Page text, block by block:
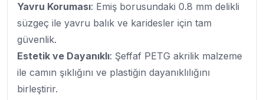
Yavru Koruması: Emiş borusundaki 0.8 mm delikli
süzgeç ile yavru balık ve karidesler için tam
güvenlik.
Estetik ve Dayanıklı: Şeffaf PETG akrilik malzeme
ile camın şıklığını ve plastiğin dayanıklılığını
birleştirir.